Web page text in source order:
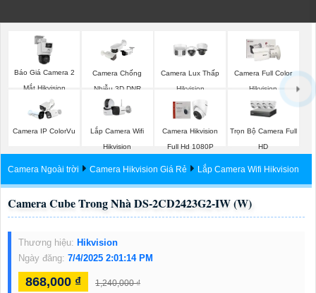
Báo Giá Camera 2
Mắt Hikvision
Camera Chống
Nhiễu 3D DNR
Hikvison
Camera Lux Thấp
Hikvision
Camera Full Color
Hikvision
Camera IP ColorVu
Lắp Camera Wifi
Hikvision
Camera Hikvision
Full Hd 1080P
Trọn Bộ Camera Full
HD
Camera Ngoài trời Camera Hikvision Giá Rẻ Lắp Camera Wifi Hikvision
Camera Cube Trong Nhà DS-2CD2423G2-IW (W)
Thương hiệu: Hikvision
Ngày đăng: 7/4/2025 2:01:14 PM
868,000 ₫ 1,240,000 ₫